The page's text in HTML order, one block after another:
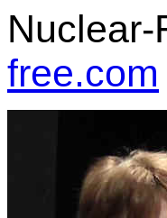
free.com